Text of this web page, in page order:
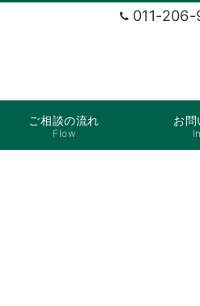
011-
ご相談の流れ
Flow
お問